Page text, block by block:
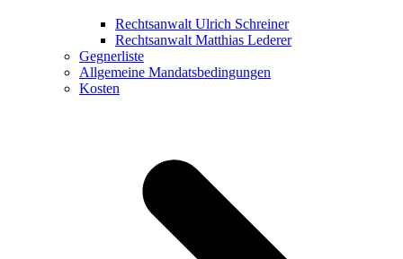
Rechtsanwalt Ulrich Schreiner
Rechtsanwalt Matthias Lederer
Gegnerliste
Allgemeine Mandatsbedingungen
Kosten